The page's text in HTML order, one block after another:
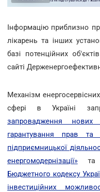
Інформацію приблизно
лікарень та інших
базі потенційних
сайті
Механізм
сфері в Україні
запровадження нових
гарантування прав та
підприємницької
енергомодернізації»
Бюджетного кодексу
інвестиційних